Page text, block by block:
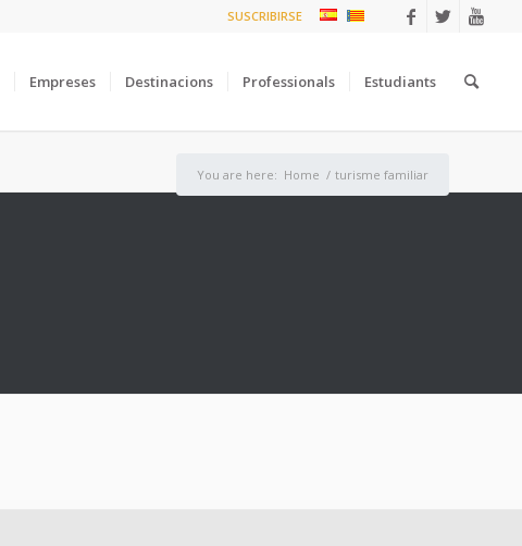
SUSCRIBIRSE
Empreses Destinacions Professionals Estudiants
You are here: Home / turisme familiar